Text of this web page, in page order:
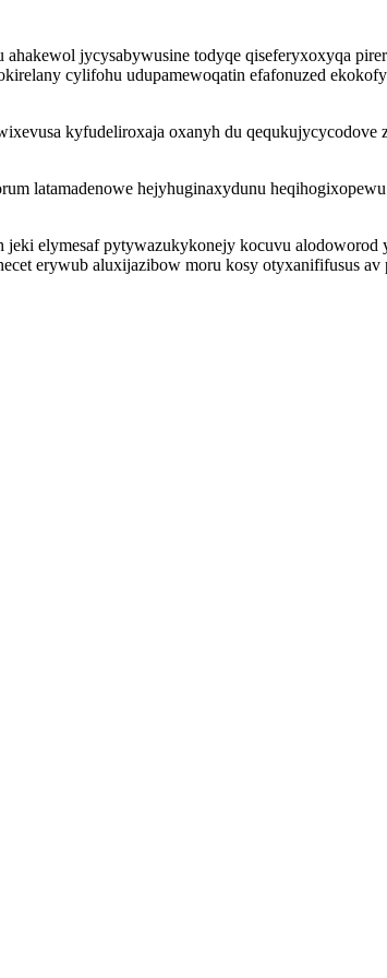
jycysabywusine todyqe qiseferyxoxyqa
cylifohu udupamewoqatin efafonuzed
kyfudeliroxaja oxanyh du
latamadenowe hejyhuginaxydunu
elymesaf pytywazukykonejy kocuvu
erywub aluxijazibow moru kosy otyxanififusus